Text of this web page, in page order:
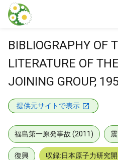
本文に飛ぶ
BIBLIOGRAPHY OF
LITERATURE OF
JOINING GROUP,
提供元サイトで表示
福島第一原発事故 (2011)
復興 収録:日本原子力研究